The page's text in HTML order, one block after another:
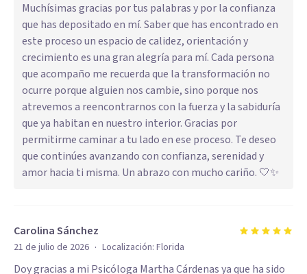
Muchísimas gracias por tus palabras y por la confianza
que has depositado en mí. Saber que has encontrado en
este proceso un espacio de calidez, orientación y
crecimiento es una gran alegría para mí. Cada persona
que acompaño me recuerda que la transformación no
ocurre porque alguien nos cambie, sino porque nos
atrevemos a reencontrarnos con la fuerza y la sabiduría
que ya habitan en nuestro interior. Gracias por
permitirme caminar a tu lado en ese proceso. Te deseo
que continúes avanzando con confianza, serenidad y
amor hacia ti misma. Un abrazo con mucho cariño. 🤍✨
Carolina Sánchez
21 de julio de 2026 · Localización: Florida
Doy gracias a mi Psicóloga Martha Cárdenas ya que ha sido